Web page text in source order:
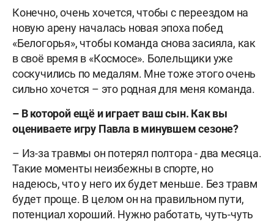
Конечно, очень хочется, чтобы с переездом на
новую арену началась новая эпоха побед
«Белогорья», чтобы команда снова засияла, как
в своё время в «Космосе». Болельщики уже
соскучились по медалям. Мне тоже этого очень
сильно хочется – это родная для меня команда.
– В которой ещё и играет ваш сын. Как вы
оцениваете игру Павла в минувшем сезоне?
– Из-за травмы он потерял полтора - два месяца.
Такие моменты неизбежны в спорте, но
надеюсь, что у него их будет меньше. Без травм
будет проще. В целом он на правильном пути,
потенциал хороший. Нужно работать, чуть-чуть